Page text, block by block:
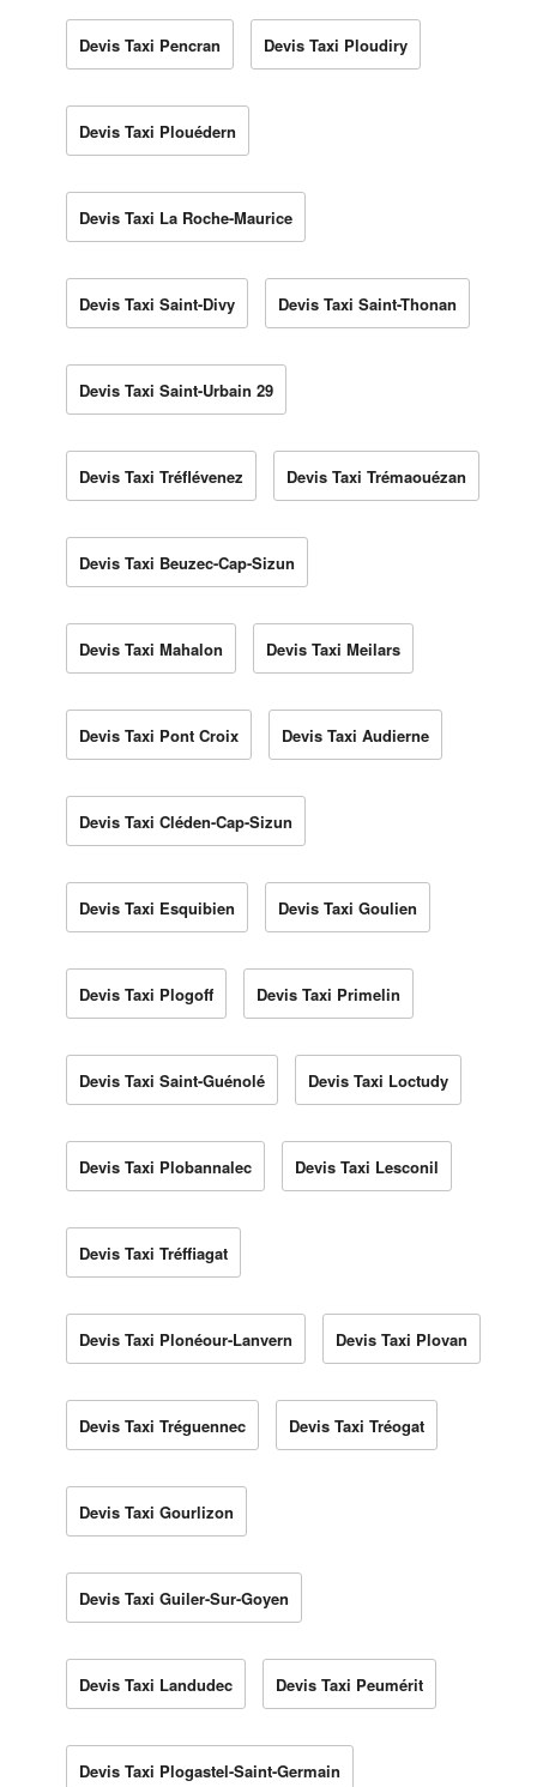
Devis Taxi Pencran Devis Taxi Ploudiry
Devis Taxi Plouédern
Devis Taxi La Roche-Maurice
Devis Taxi Saint-Divy Devis Taxi Saint-Thonan
Devis Taxi Saint-Urbain 29
Devis Taxi Tréflévenez Devis Taxi Trémaouézan
Devis Taxi Beuzec-Cap-Sizun
Devis Taxi Mahalon Devis Taxi Meilars
Devis Taxi Pont Croix Devis Taxi Audierne
Devis Taxi Cléden-Cap-Sizun
Devis Taxi Esquibien Devis Taxi Goulien
Devis Taxi Plogoff Devis Taxi Primelin
Devis Taxi Saint-Guénolé Devis Taxi Loctudy
Devis Taxi Plobannalec Devis Taxi Lesconil
Devis Taxi Tréffiagat
Devis Taxi Plonéour-Lanvern Devis Taxi Plovan
Devis Taxi Tréguennec Devis Taxi Tréogat
Devis Taxi Gourlizon
Devis Taxi Guiler-Sur-Goyen
Devis Taxi Landudec Devis Taxi Peumérit
Devis Taxi Plogastel-Saint-Germain